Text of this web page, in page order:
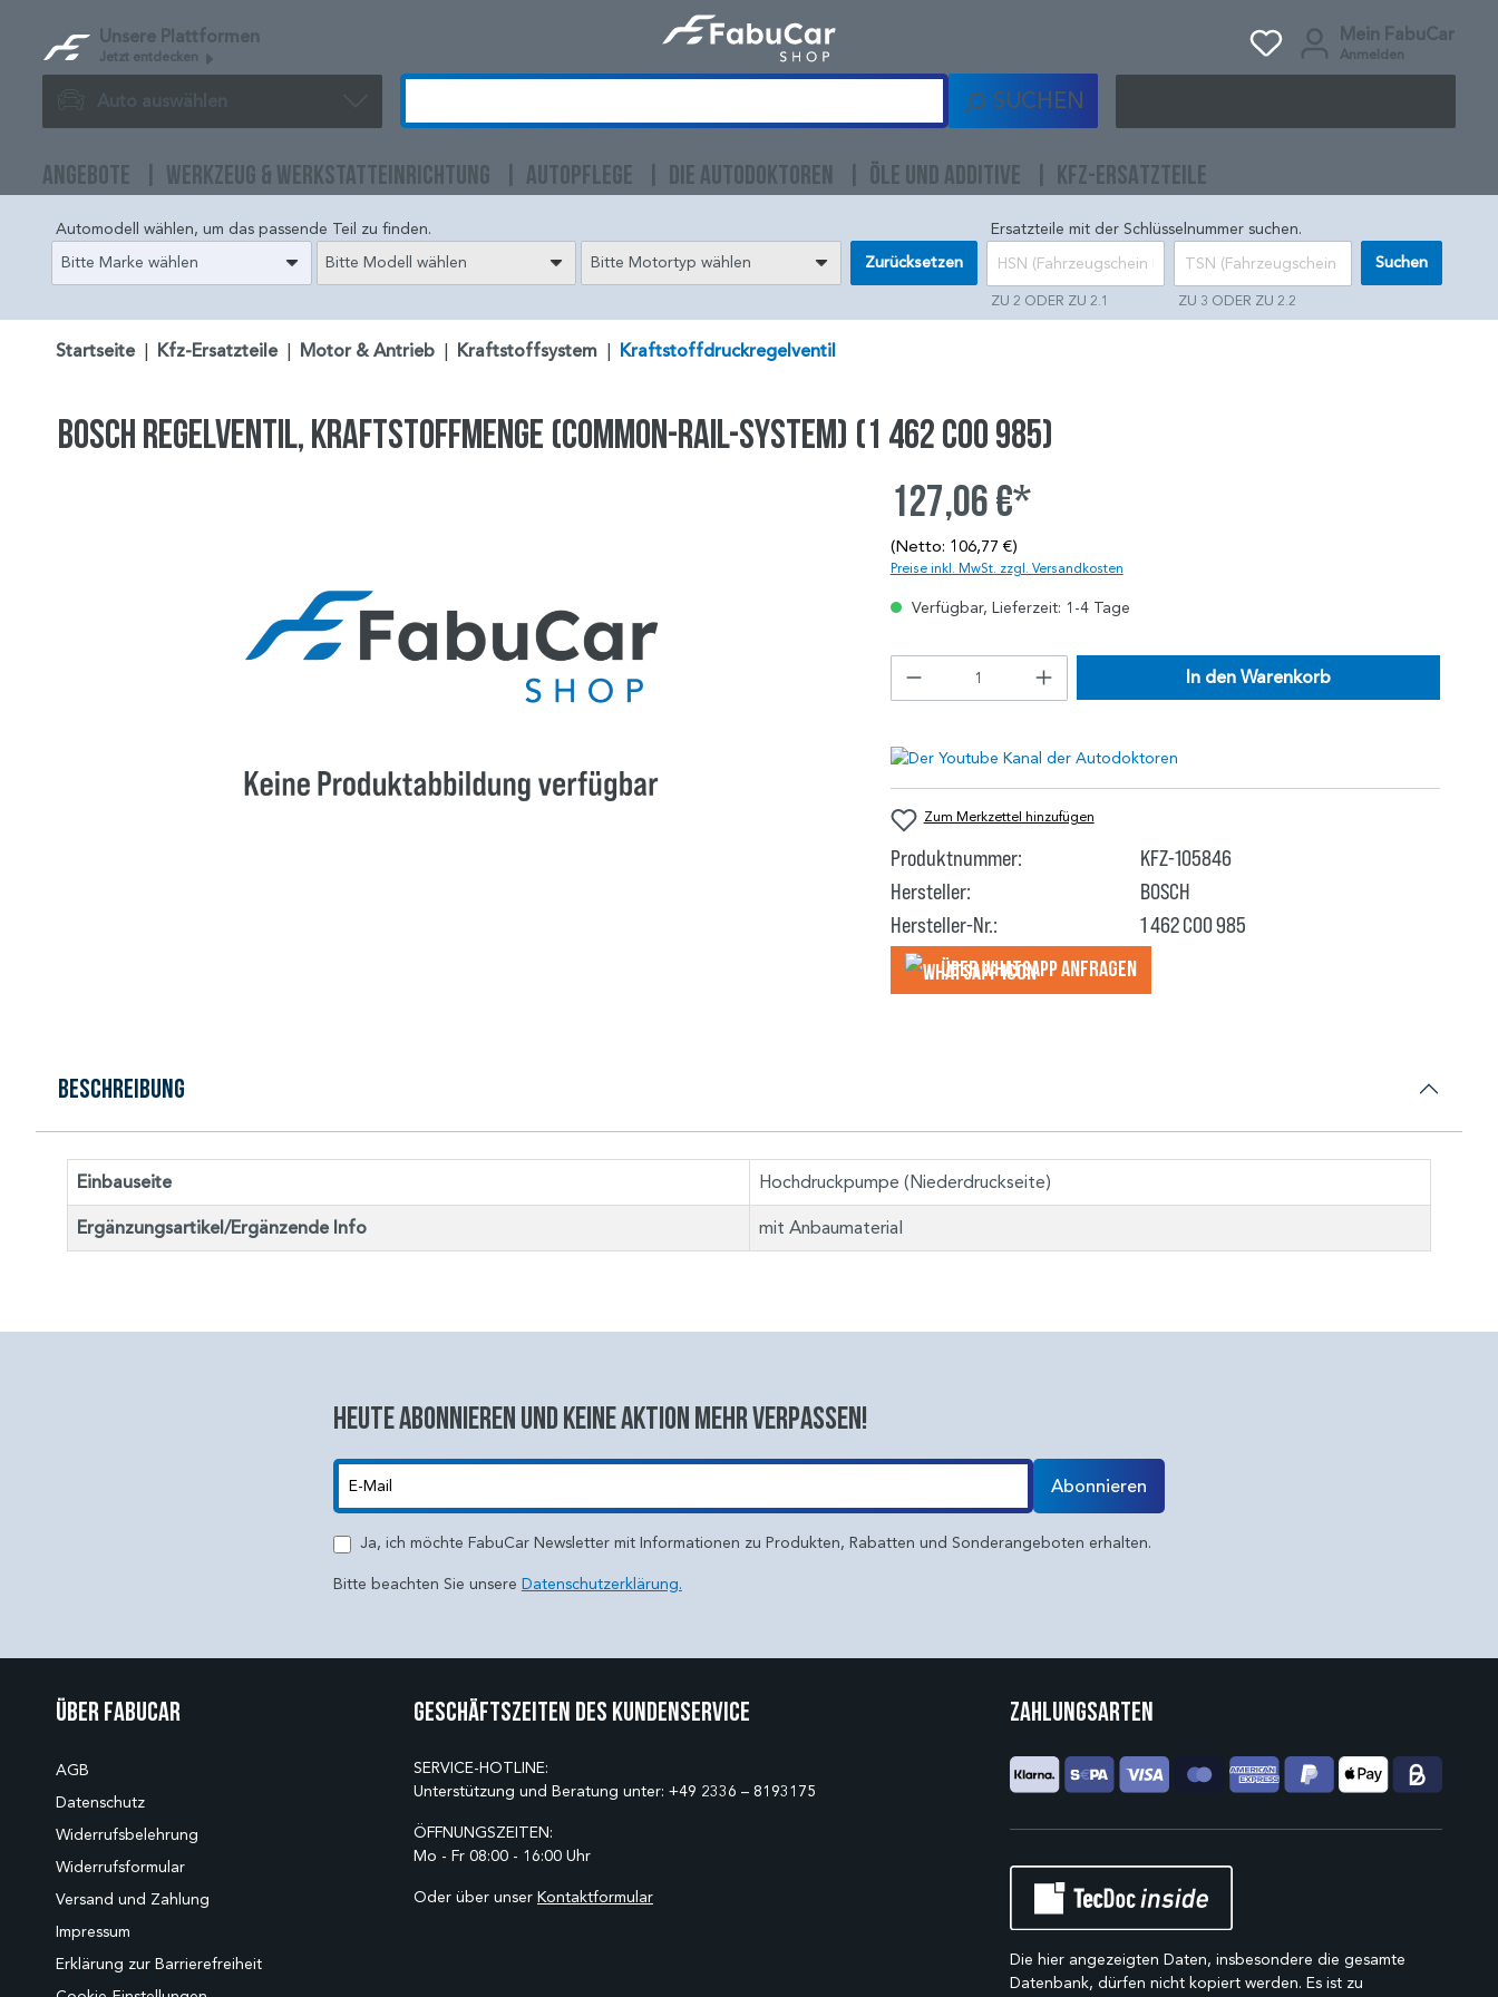
Unsere Plattformen
Jetzt entdecken
Mein FabuCar
Anmelden
Auto auswählen SUCHEN
ANGEBOTE WERKZEUG & WERKSTATTEINRICHTUNG AUTOPFLEGE DIE AUTODOKTOREN ÖLE UND ADDITIVE KFZ-ERSATZTEILE
Automodell wählen, um das passende Teil zu finden.
Bitte Marke wählen
Bitte Modell wählen Bitte Motortyp wählen Zurücksetzen
Ersatzteile mit der Schlüsselnummer suchen.
ZU 2 ODER ZU 2.1 ZU 3 ODER ZU 2.2
Suchen
Startseite Kfz-Ersatzteile Motor & Antrieb Kraftstoffsystem Kraftstoffdruckregelventil
BOSCH Regelventil, Kraftstoffmenge (Common-Rail-System) (1 462 C00 985)
127,06 €*
(Netto: 106,77 €)
Preise inkl. MwSt. zzgl. Versandkosten
Verfügbar, Lieferzeit: 1-4 Tage
In den Warenkorb
Zum Merkzettel hinzufügen
Produktnummer:
KFZ-105846
Hersteller:
BOSCH
Hersteller-Nr.:
1 462 C00 985
Über WhatsApp anfragеn
Beschreibung
Einbauseite Hochdruckpumpe (Niederdruckseite)
Ergänzungsartikel/Ergänzende Info mit Anbaumaterial
Heute abonnieren und keine aktion mehr verpassen!
Abonnieren
Ja, ich möchte FabuCar Newsletter mit Informationen zu Produkten, Rabatten und Sonderangeboten erhalten.
Bitte beachten Sie unsere Datenschutzerklärung.
Über Fabucar
AGB
Datenschutz
Widerrufsbelehrung
Widerrufsformular
Versand und Zahlung
Impressum
Erklärung zur Barrierefreiheit
Geschäftszeiten des Kundenservice
SERVICE-HOTLINE:
Unterstützung und Beratung unter: +49 2336 – 8193175
ÖFFNUNGSZEITEN:
Mo - Fr 08:00 - 16:00 Uhr
Oder über unser Kontaktformular
Zahlungsarten
Die hier angezeigten Daten, insbesondere die gesamte
Datenbank, dürfen nicht kopiert werden. Es ist zu